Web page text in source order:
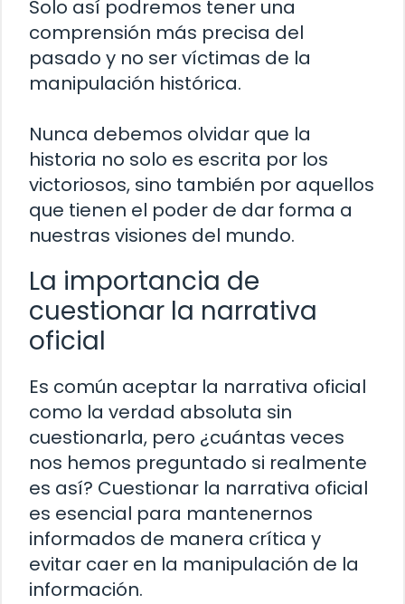
Solo así podremos tener una
comprensión más precisa del
pasado y no ser víctimas de la
manipulación histórica.
Nunca debemos olvidar que la
historia no solo es escrita por los
victoriosos, sino también por aquellos
que tienen el poder de dar forma a
nuestras visiones del mundo.
La importancia de
cuestionar la narrativa
oficial
Es común aceptar la narrativa oficial
como la verdad absoluta sin
cuestionarla, pero ¿cuántas veces
nos hemos preguntado si realmente
es así? Cuestionar la narrativa oficial
es esencial para mantenernos
informados de manera crítica y
evitar caer en la manipulación de la
información.